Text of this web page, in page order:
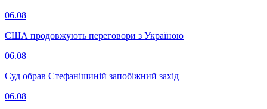
06.08
США продовжують переговори з Україною
06.08
Суд обрав Стефанішиній запобіжний захід
06.08